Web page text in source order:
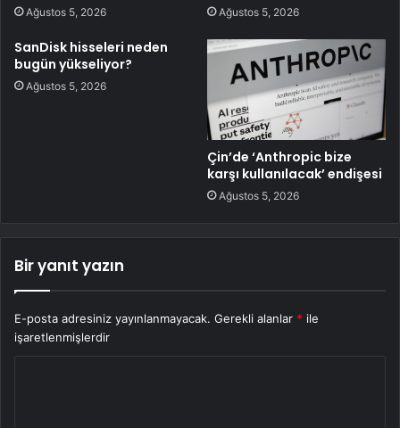
Ağustos 5, 2026 Ağustos 5, 2026
SanDisk hisseleri neden
bugün yükseliyor?
Ağustos 5, 2026
Çin’de ‘Anthropic bize
karşı kullanılacak’ endişesi
Ağustos 5, 2026
Bir yanıt yazın
E-posta adresiniz yayınlanmayacak. Gerekli alanlar * ile
işaretlenmişlerdir